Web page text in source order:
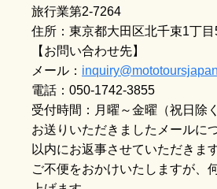
旅行業第2-7264
住所：東京都大田区北千束1丁
【お問い合わせ先】
メール：
電話：050-1742-3855
受付時間：月曜～金曜（祝日除
お送りいただきましたメールに
以内にお返事させていただきます
ご不便をおかけいたしますが、